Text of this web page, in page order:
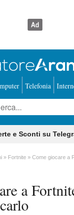
Telefonia
e Sconti su
Fortnite
Come giocare a
a